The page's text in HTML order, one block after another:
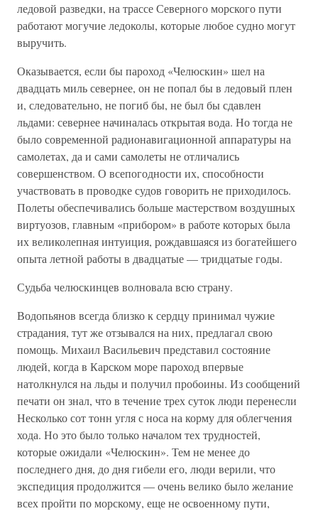
ледовой разведки, на трассе Северного морского пути
работают могучие ледоколы, которые любое судно могут
выручить.
Оказывается, если бы пароход «Челюскин» шел на
двадцать миль севернее, он не попал бы в ледовый плен
и, следовательно, не погиб бы, не был бы сдавлен
льдами: севернее начиналась открытая вода. Но тогда не
было современной радионавигационной аппаратуры на
самолетах, да и сами самолеты не отличались
совершенством. О всепогодности их, способности
участвовать в проводке судов говорить не приходилось.
Полеты обеспечивались больше мастерством воздушных
виртуозов, главным «прибором» в работе которых была
их великолепная интуиция, рождавшаяся из богатейшего
опыта летной работы в двадцатые — тридцатые годы.
Судьба челюскинцев волновала всю страну.
Водопьянов всегда близко к сердцу принимал чужие
страдания, тут же отзывался на них, предлагал свою
помощь. Михаил Васильевич представил состояние
людей, когда в Карском море пароход впервые
натолкнулся на льды и получил пробоины. Из сообщений
печати он знал, что в течение трех суток люди перенесли
Несколько сот тонн угля с носа на корму для облегчения
хода. Но это было только началом тех трудностей,
которые ожидали «Челюскин». Тем не менее до
последнего дня, до дня гибели его, люди верили, что
экспедиция продолжится — очень велико было желание
всех пройти по морскому, еще не освоенному пути,